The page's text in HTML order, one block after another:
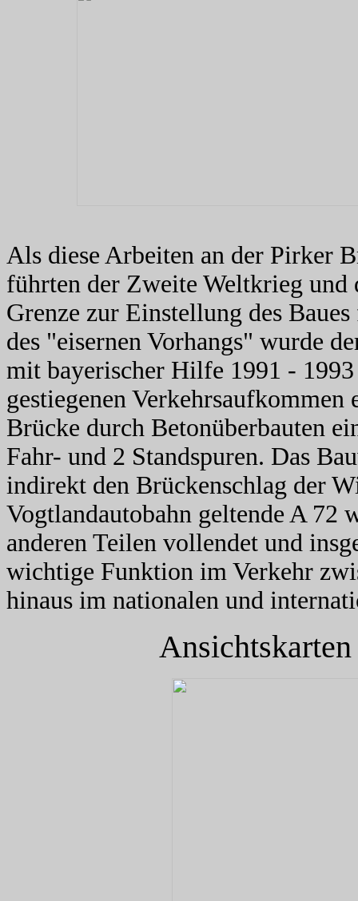
Als diese Arbeiten an der Pirker
führten der Zweite Weltkrieg und
Grenze zur Einstellung des
des "eisernen Vorhangs" wurde
mit bayerischer Hilfe 1991 -
gestiegenen
Brücke durch Betonüberbauten
Fahr- und 2 Standspuren. Das
indirekt den Brückenschlag der
Vogtlandautobahn geltende A 72
anderen Teilen vollendet und
wichtige Funktion im Verkehr
hinaus im nationalen und